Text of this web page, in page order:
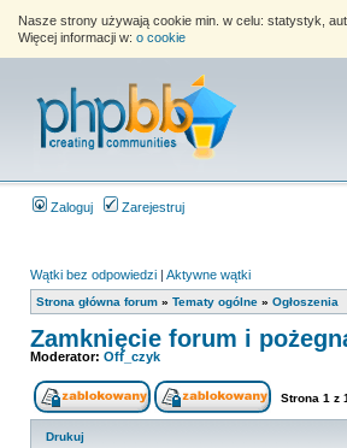
Nasze strony używają cookie min. w celu: statystyk,
Więcej informacji w: o cookie
Zaloguj Zarejestruj
Wątki bez odpowiedzi | Aktywne wątki
Strona główna forum » Tematy ogólne » Ogłoszenia
Zamknięcie forum i
Moderator: Off_czyk
Strona 1 z 1
Drukuj